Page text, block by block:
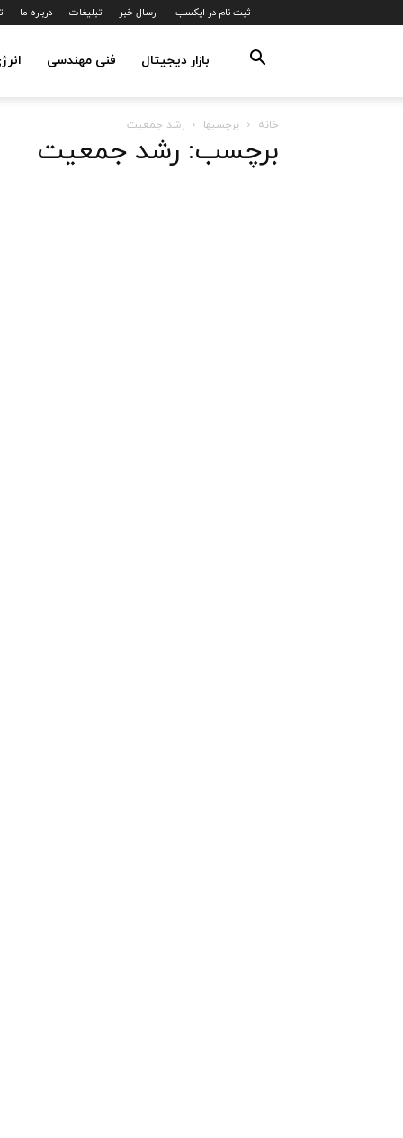
ثبت نام در ایکسب ارسال خبر تبلیغات درباره ما
فنی مهندسی بازار دیجیتال
خانه برچسبها رشد جمعیت
برچسب: رشد جمعیت